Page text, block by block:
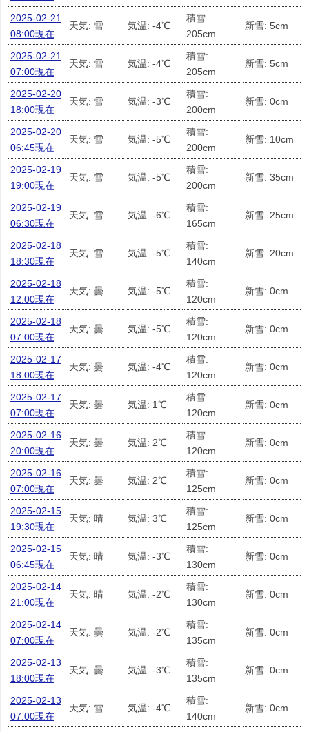
2025-02-21
08:00現在
天気: 雪 気温: -4℃
積雪:
205cm
新雪: 5cm
2025-02-21
07:00現在
天気: 雪 気温: -4℃
積雪:
205cm
新雪: 5cm
2025-02-20
18:00現在
天気: 雪 気温: -3℃
積雪:
200cm
新雪: 0cm
2025-02-20
06:45現在
天気: 雪 気温: -5℃
積雪:
200cm
新雪: 10cm
2025-02-19
19:00現在
天気: 雪 気温: -5℃
積雪:
200cm
新雪: 35cm
2025-02-19
06:30現在
天気: 雪 気温: -6℃
積雪:
165cm
新雪: 25cm
2025-02-18
18:30現在
天気: 雪 気温: -5℃
積雪:
140cm
新雪: 20cm
2025-02-18
12:00現在
天気: 曇 気温: -5℃
積雪:
120cm
新雪: 0cm
2025-02-18
07:00現在
天気: 曇 気温: -5℃
積雪:
120cm
新雪: 0cm
2025-02-17
18:00現在
天気: 曇 気温: -4℃
積雪:
120cm
新雪: 0cm
2025-02-17
07:00現在
天気: 曇 気温: 1℃
積雪:
120cm
新雪: 0cm
2025-02-16
20:00現在
天気: 曇 気温: 2℃
積雪:
120cm
新雪: 0cm
2025-02-16
07:00現在
天気: 曇 気温: 2℃
積雪:
125cm
新雪: 0cm
2025-02-15
19:30現在
天気: 晴 気温: 3℃
積雪:
125cm
新雪: 0cm
2025-02-15
06:45現在
天気: 晴 気温: -3℃
積雪:
130cm
新雪: 0cm
2025-02-14
21:00現在
天気: 晴 気温: -2℃
積雪:
130cm
新雪: 0cm
2025-02-14
07:00現在
天気: 曇 気温: -2℃
積雪:
135cm
新雪: 0cm
2025-02-13
18:00現在
天気: 曇 気温: -3℃
積雪:
135cm
新雪: 0cm
2025-02-13
07:00現在
天気: 雪 気温: -4℃
積雪:
140cm
新雪: 0cm